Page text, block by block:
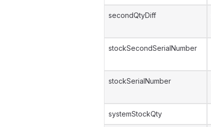
secondQtyDiff
stockSecondSerialNumber
stockSerialNumber
systemStockQty